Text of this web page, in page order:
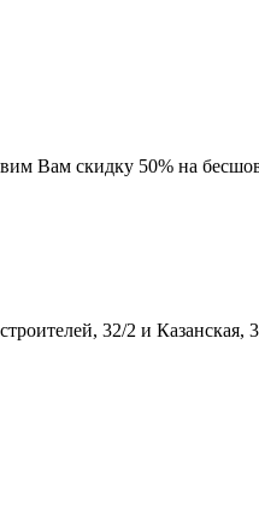
Вам скидку 50% на
32/2 и Казанская,